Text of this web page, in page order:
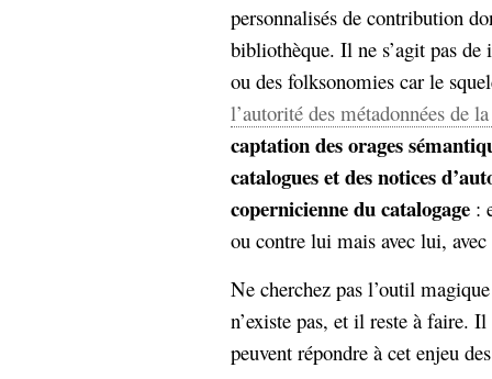
personnalisés de contribution
bibliothèque. Il ne s’agit pas
ou des folksonomies car le
l’autorité des métadonnées de
captation des orages
catalogues et des notices
copernicienne du catalogage :
ou contre lui mais avec lui,
Ne cherchez pas l’outil
n’existe pas, et il reste à faire.
peuvent répondre à cet enjeu